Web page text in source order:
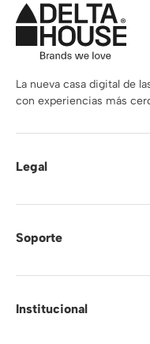
La nueva casa digital de
con experiencias más
Legal
Soporte
Institucional